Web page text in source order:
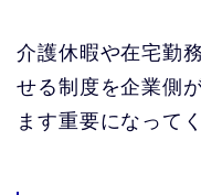
介護休暇や在宅勤
せる制度を企業側
ます重要になって